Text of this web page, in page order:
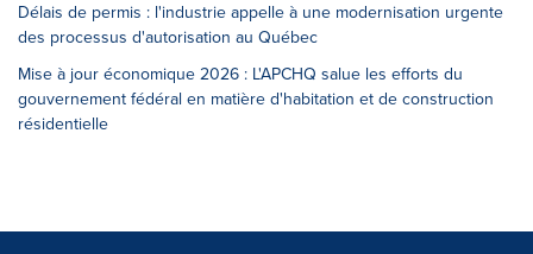
Délais de permis : l'industrie appelle à une modernisation urgente
des processus d'autorisation au Québec
Mise à jour économique 2026 : L'APCHQ salue les efforts du
gouvernement fédéral en matière d'habitation et de construction
résidentielle